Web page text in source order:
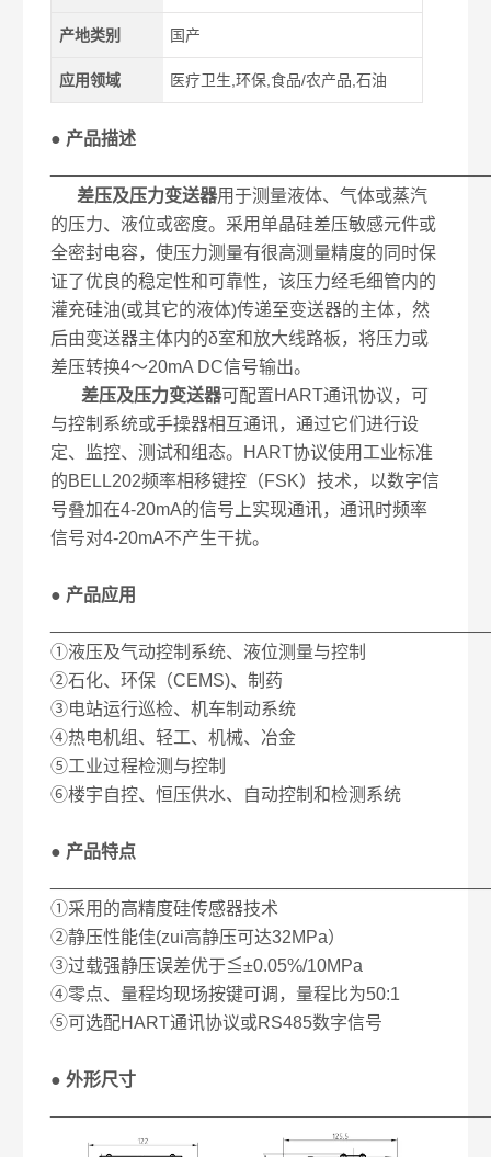
产地类别 国产
应用领域 医疗卫生,环保,食品/农产品,石油
● 产品描述
差压及压力变送器用于测量液体、气体或蒸汽
的压力、液位或密度。采用单晶硅差压敏感元件或
全密封电容，使压力测量有很高测量精度的同时保
证了优良的稳定性和可靠性，该压力经毛细管内的
灌充硅油(或其它的液体)传递至变送器的主体，然
后由变送器主体内的δ室和放大线路板，将压力或
差压转换4～20mA DC信号输出。
差压及压力变送器可配置HART通讯协议，可
与控制系统或手操器相互通讯，通过它们进行设
定、监控、测试和组态。HART协议使用工业标准
的BELL202频率相移键控（FSK）技术，以数字信
号叠加在4-20mA的信号上实现通讯，通讯时频率
信号对4-20mA不产生干扰。
● 产品应用
①液压及气动控制系统、液位测量与控制
②石化、环保（CEMS)、制药
③电站运行巡检、机车制动系统
④热电机组、轻工、机械、冶金
⑤工业过程检测与控制
⑥楼宇自控、恒压供水、自动控制和检测系统
● 产品特点
①采用的高精度硅传感器技术
②静压性能佳(zui高静压可达32MPa）
③过载强静压误差优于≦±0.05%/10MPa
④零点、量程均现场按键可调，量程比为50:1
⑤可选配HART通讯协议或RS485数字信号
● 外形尺寸